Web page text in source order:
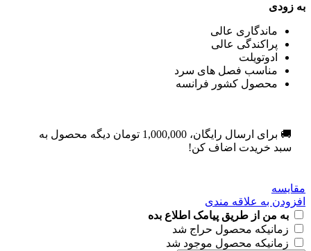
به زودی
ماندگاری عالی
پراکندگی عالی
ادوتویلت
مناسب فصل های سرد
محصول کشور فرانسه
🚚 برای ارسال رایگان، 1,000,000 تومان دیگه محصول به
سبد خریدت اضاف کن!
مقایسه
افزودن به علاقه مندی
به من از طریق پیامک اطلاع بده
زمانیکه محصول حراج شد
زمانیکه محصول موجود شد